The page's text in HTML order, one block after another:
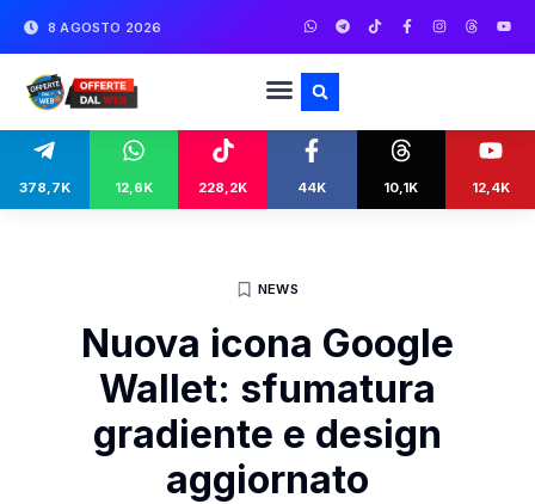
8 AGOSTO 2026
378,7K 12,6K 228,2K 44K 10,1K 12,4K
NEWS
Nuova icona Google
Wallet: sfumatura
gradiente e design
aggiornato